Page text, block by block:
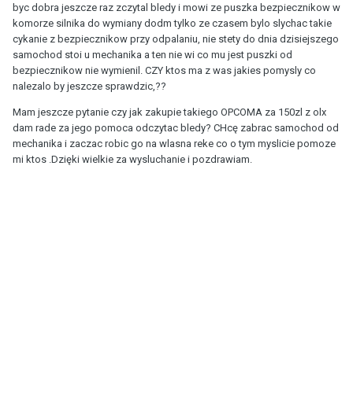
byc dobra jeszcze raz zczytal bledy i mowi ze puszka bezpiecznikow w
komorze silnika do wymiany dodm tylko ze czasem bylo slychac takie
cykanie z bezpiecznikow przy odpalaniu, nie stety do dnia dzisiejszego
samochod stoi u mechanika a ten nie wi co mu jest puszki od
bezpiecznikow nie wymienil. CZY ktos ma z was jakies pomysly co
nalezalo by jeszcze sprawdzic,??
Mam jeszcze pytanie czy jak zakupie takiego OPCOMA za 150zl z olx
dam rade za jego pomoca odczytac bledy? CHcę zabrac samochod od
mechanika i zaczac robic go na wlasna reke co o tym myslicie pomoze
mi ktos .Dzięki wielkie za wysluchanie i pozdrawiam.